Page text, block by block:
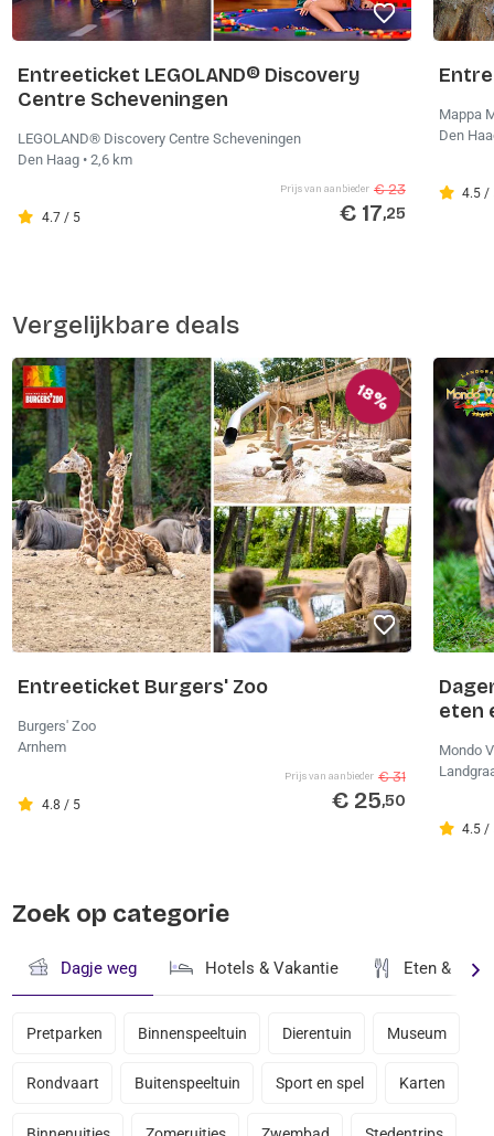
Entreeticket LEGOLAND® Discovery
Centre Scheveningen
LEGOLAND® Discovery Centre Scheveningen
Den Haag • 2,6 km
4.7 / 5
Prijs van aanbieder € 23
€ 17,25
Mappa
Den
4.5 /
Vergelijkbare deals
18%
Entreeticket Burgers' Zoo
Burgers' Zoo
Arnhem
4.8 / 5
Prijs van aanbieder € 31
€ 25,50
eten
Mondo
4.5 /
Zoek op categorie
Dagje weg Hotels & Vakantie Eten &
Pretparken Binnenspeeltuin Dierentuin Museum
Rondvaart Buitenspeeltuin Sport en spel Karten